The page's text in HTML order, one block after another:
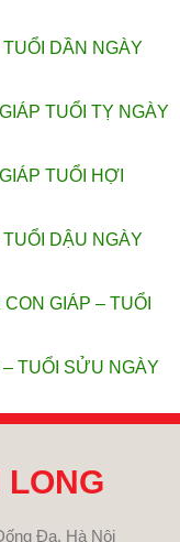
DẦN NGÀY
TUỔI TỴ NGÀY
TUỔI HỢI
DẬU NGÀY
GIÁP – TUỔI
TUỔI SỬU NGÀY
LONG
Đa, Hà Nội